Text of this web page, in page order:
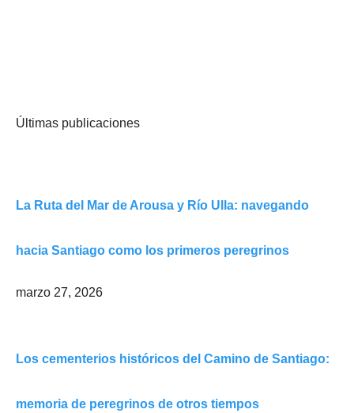
Últimas publicaciones
La Ruta del Mar de Arousa y Río Ulla: navegando
hacia Santiago como los primeros peregrinos
marzo 27, 2026
Los cementerios históricos del Camino de Santiago:
memoria de peregrinos de otros tiempos